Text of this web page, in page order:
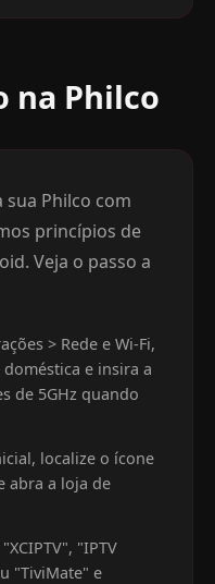
na Philco
sua Philco com
princípios de
Veja o passo a
> Rede e Wi-Fi,
e insira a
de 5GHz quando
localize o ícone
abra a loja de
"IPTV
"TiviMate" e